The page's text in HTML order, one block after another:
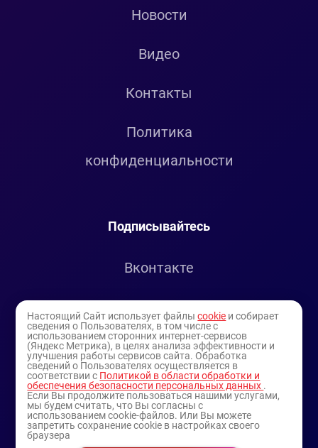
Новости
Видео
Контакты
Политика
конфиденциальности
Подписывайтесь
Вконтакте
Youtube
Настоящий Сайт использует файлыcookie и собирает
сведения о Пользователях, в том числе с
использованием сторонних интернет-сервисов
(Яндекс Метрика), в целях анализа эффективности и
улучшения работы сервисов сайта. Обработка
сведений о Пользователях осуществляется в
соответствии с Политикой в области обработки и
обеспечения безопасности персональных данных .
Если Вы продолжите пользоваться нашими услугами,
мы будем считать, что Вы согласны с
использованием cookie-файлов. Или Вы можете
запретить сохранение cookie в настройках своего
браузера